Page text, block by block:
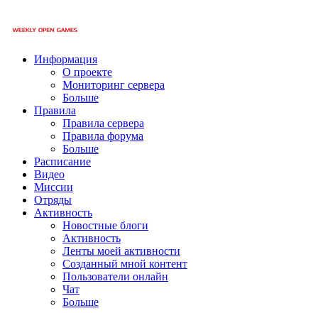
Информация
О проекте
Мониторинг сервера
Больше
Правила
Правила сервера
Правила форума
Больше
Расписание
Видео
Миссии
Отряды
Активность
Новостные блоги
Активность
Ленты моей активности
Созданный мной контент
Пользователи онлайн
Чат
Больше